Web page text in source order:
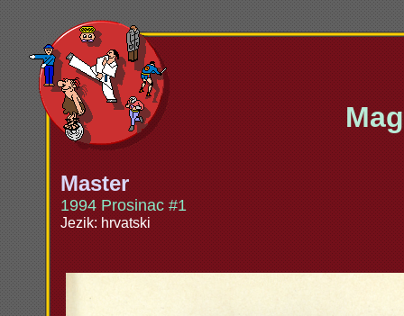
Master
1994 Prosinac #1
Jezik: hrvatski